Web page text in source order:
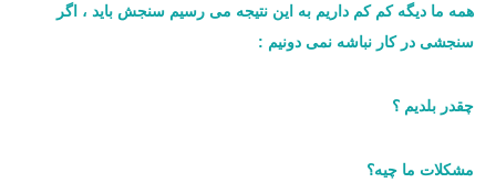
همه ما دیگه کم کم داریم به این نتیجه می رسیم سنجش باید ، اگر
سنجشی در کار نباشه نمی دونیم :
چقدر بلدیم ؟
مشکلات ما چیه؟